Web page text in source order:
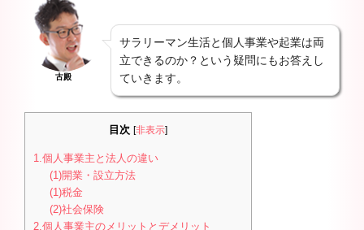
古殿
サラリーマン生活と個人事業や起業は両
立できるのか？という疑問にもお答えし
ていきます。
目次 [非表示]
1.個人事業主と法人の違い
(1)開業・設立方法
(1)税金
(2)社会保険
2.個人事業主のメリットとデメリット